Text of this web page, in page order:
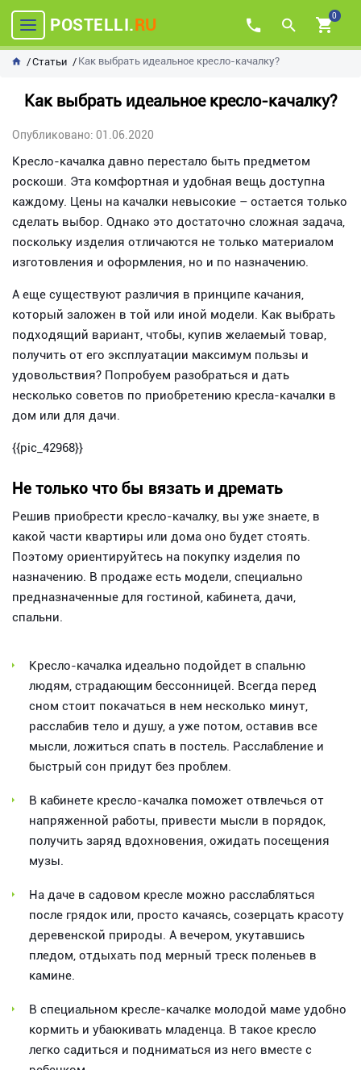
POSTELLI.RU 0
Статьи Как выбрать идеальное кресло-качалку?
Как выбрать идеальное кресло-качалку?
Опубликовано: 01.06.2020
Кресло-качалка давно перестало быть предметом
роскоши. Эта комфортная и удобная вещь доступна
каждому. Цены на качалки невысокие – остается только
сделать выбор. Однако это достаточно сложная задача,
поскольку изделия отличаются не только материалом
изготовления и оформления, но и по назначению.
А еще существуют различия в принципе качания,
который заложен в той или иной модели. Как выбрать
подходящий вариант, чтобы, купив желаемый товар,
получить от его эксплуатации максимум пользы и
удовольствия? Попробуем разобраться и дать
несколько советов по приобретению кресла-качалки в
дом или для дачи.
{{pic_42968}}
Не только что бы вязать и дремать
Решив приобрести кресло-качалку, вы уже знаете, в
какой части квартиры или дома оно будет стоять.
Поэтому ориентируйтесь на покупку изделия по
назначению. В продаже есть модели, специально
предназначенные для гостиной, кабинета, дачи,
спальни.
Кресло-качалка идеально подойдет в спальню
людям, страдающим бессонницей. Всегда перед
сном стоит покачаться в нем несколько минут,
расслабив тело и душу, а уже потом, оставив все
мысли, ложиться спать в постель. Расслабление и
быстрый сон придут без проблем.
В кабинете кресло-качалка поможет отвлечься от
напряженной работы, привести мысли в порядок,
получить заряд вдохновения, ожидать посещения
музы.
На даче в садовом кресле можно расслабляться
после грядок или, просто качаясь, созерцать красоту
деревенской природы. А вечером, укутавшись
пледом, отдыхать под мерный треск поленьев в
камине.
В специальном кресле-качалке молодой маме удобно
кормить и убаюкивать младенца. В такое кресло
легко садиться и подниматься из него вместе с